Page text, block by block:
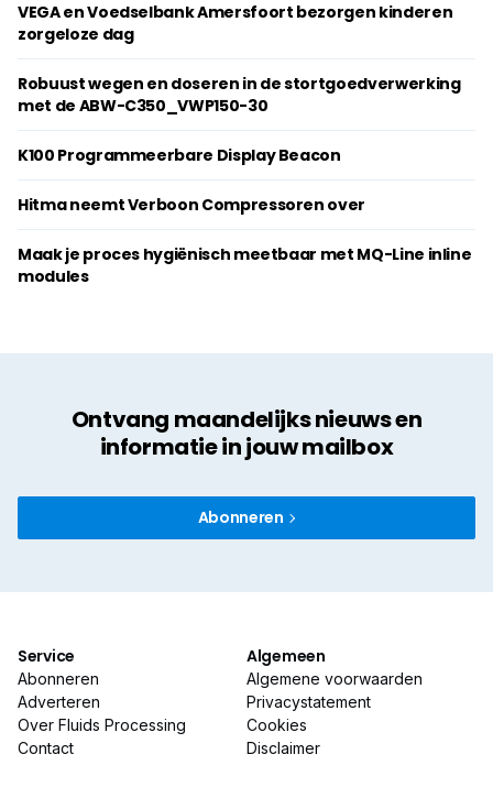
VEGA en Voedselbank Amersfoort bezorgen kinderen
zorgeloze dag
Robuust wegen en doseren in de stortgoedverwerking
met de ABW-C350_VWP150-30
K100 Programmeerbare Display Beacon
Hitma neemt Verboon Compressoren over
Maak je proces hygiënisch meetbaar met MQ-Line inline
modules
Ontvang maandelijks nieuws en
informatie in jouw mailbox
Abonneren
Service
Abonneren
Adverteren
Over Fluids Processing
Contact
Algemeen
Algemene voorwaarden
Privacystatement
Cookies
Disclaimer